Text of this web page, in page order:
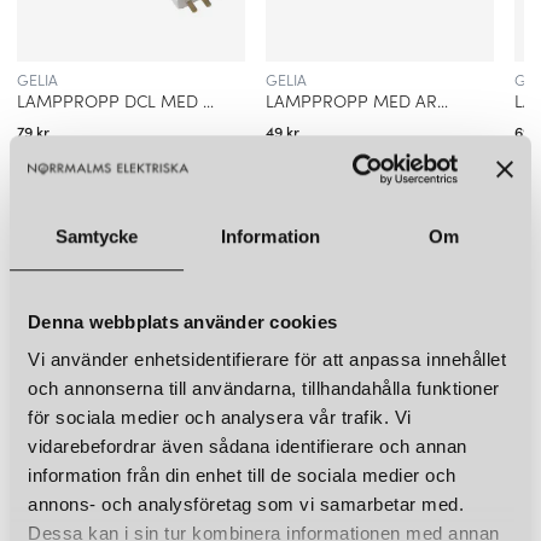
Samtycke Information Om
Denna webbplats använder cookies
Vi använder enhetsidentifierare för att anpassa innehållet
och annonserna till användarna, tillhandahålla funktioner
för sociala medier och analysera vår trafik. Vi
vidarebefordrar även sådana identifierare och annan
information från din enhet till de sociala medier och
annons- och analysföretag som vi samarbetar med.
Dessa kan i sin tur kombinera informationen med annan
olika rum och inredningsstilar. Deras produkter sträcker sig från
Några av deras mest populära lampor inkluderar:
på drinken med samma namn. Sedan 1997 har Manhattan
familjen vuxit och finns nu i flera olika varianter och storlekar.
Lampan har en enkel exklusiv design och fin att hänga i grupp
DIFFUS
Diffus, designad av Kajsa Pettersson, är en takpendel i bockad
aluminium som hålls samman av en läderknut och skapar ett
fjäderlätt intryck. Diffus finns i flera färger och två storlekar.
GELIA
LAMPPROPP DCL MED ARMATURSLADD JORDAD
79 kr
LÄGG I VARUKORGEN
GELIA
LAMPPROPP MED ARMATURSLADD OJORDAD
49 kr
LÄGG I VARUKORGEN
69